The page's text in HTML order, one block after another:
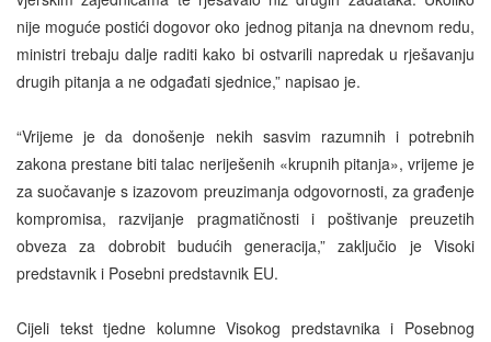
nije moguće postići dogovor oko jednog pitanja na dnevnom redu,
ministri trebaju dalje raditi kako bi ostvarili napredak u rješavanju
drugih pitanja a ne odgađati sjednice,” napisao je.
“Vrijeme je da donošenje nekih sasvim razumnih i potrebnih
zakona prestane biti talac neriješenih «krupnih pitanja», vrijeme je
za suočavanje s izazovom preuzimanja odgovornosti, za građenje
kompromisa, razvijanje pragmatičnosti i poštivanje preuzetih
obveza za dobrobit budućih generacija,” zaključio je Visoki
predstavnik i Posebni predstavnik EU.
Cijeli tekst tjedne kolumne Visokog predstavnika i Posebnog